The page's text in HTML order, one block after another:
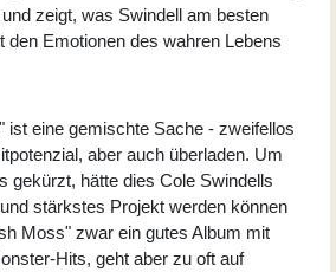
zeigt, was Swindell am besten
den Emotionen des wahren Lebens
ist eine gemischte Sache - zweifellos
aber auch überladen. Um
gekürzt, hätte dies Cole Swindells
stärkstes Projekt werden können
Moss" zwar ein gutes Album mit
Hits, geht aber zu oft auf